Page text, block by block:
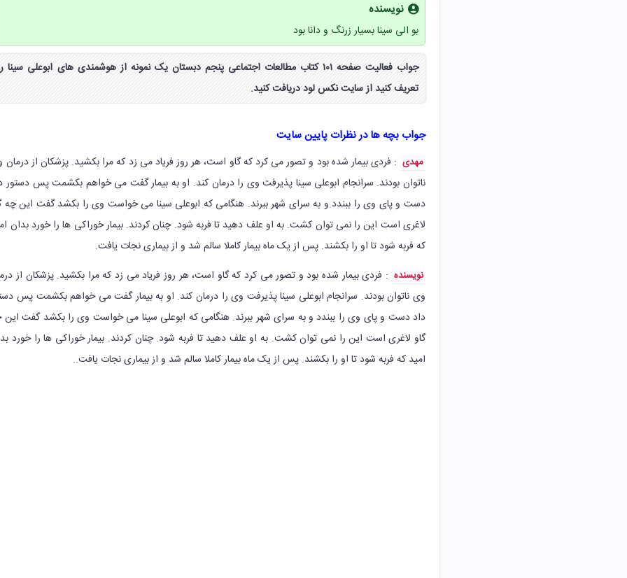
نویسنده
بو الی سینا بسیار زرنگ و دانا بود
جواب فعالیت صفحه ۱۰۱ کتاب مطالعات اجتماعی پنجم دبستان یک نمونه از هوشمندی های ابوعلی سینا
تعریف کنید از سایت نکس لود دریافت کنید.
جواب بچه ها در نظرات پایین سایت
مهدی : فردی بیمار شده بود و تصور می کرد که گاو است، هر روز فریاد می زد که مرا بکشید. پزشکان از
ناتوان بودند. سرانجام ابوعلی سینا پذیرفت وی را درمان کند. او به بیمار گفت می خواهم بکشمت پس دستور
دست و پای وی را ببندد و به سرای شهر ببرند. هنگامی که ابوعلی سینا می خواست وی را بکشد گفت این چه
لاغری است این را نمی توان کشت. به او علف دهید تا فربه شود. چنان کردند. بیمار خوراکی ها را خورد بدان
که فربه شود تا او را بکشند. پس از یک ماه بیمار کاملا سالم شد و از بیماری نجات یافت.
نویسنده : فردی بیمار شده بود و تصور می کرد که گاو است، هر روز فریاد می زد که مرا بکشید. پزشکان از
وی ناتوان بودند. سرانجام ابوعلی سینا پذیرفت وی را درمان کند. او به بیمار گفت می خواهم بکشمت پس
داد دست و پای وی را ببندد و به سرای شهر ببرند. هنگامی که ابوعلی سینا می خواست وی را بکشد گفت این
گاو لاغری است این را نمی توان کشت. به او علف دهید تا فربه شود. چنان کردند. بیمار خوراکی ها را خورد
امید که فربه شود تا او را بکشند. پس از یک ماه بیمار کاملا سالم شد و از بیماری نجات یافت..